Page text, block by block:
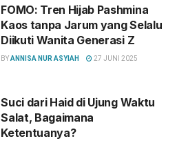
FOMO: Tren Hijab Pashmina
Kaos tanpa Jarum yang Selalu
Diikuti Wanita Generasi Z
BYANNISA NUR ASYIAH 27 JUNI 2025
Suci dari Haid di Ujung Waktu
Salat, Bagaimana
Ketentuanya?